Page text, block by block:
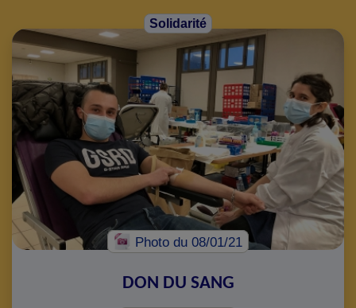
Solidarité
Photo du 08/01/21
DON DU SANG